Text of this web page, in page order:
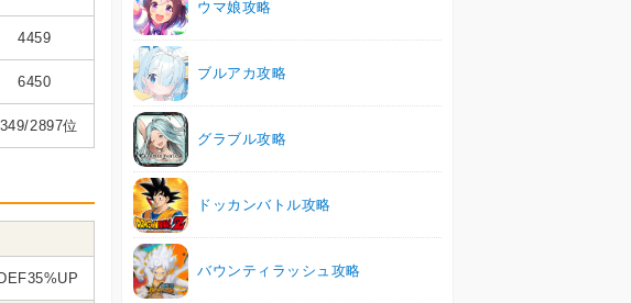
4459
6450
2897位
ウマ娘攻略
ブルアカ攻略
グラブル攻略
ドッカンバトル攻略
バウンティラッシュ攻略